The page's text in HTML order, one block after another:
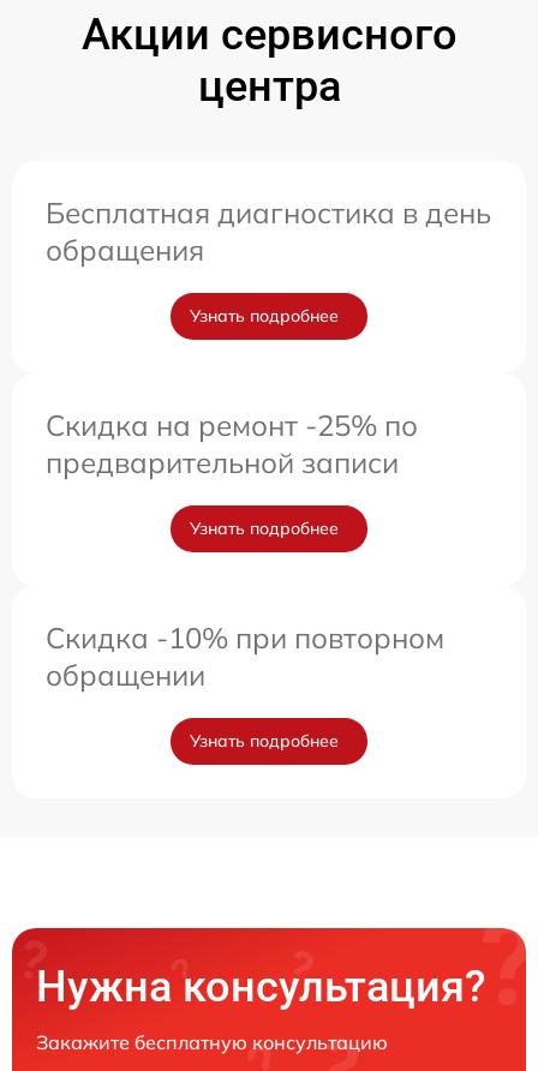
Акции сервисного
центра
Бесплатная диагностика в день
обращения
Узнать подробнее
Скидка на ремонт -25% по
предварительной записи
Узнать подробнее
Скидка -10% при повторном
обращении
Узнать подробнее
Нужна консультация?
Закажите бесплатную консультацию